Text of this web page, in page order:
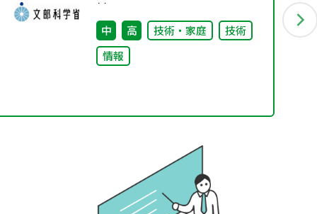
料
中 高 技術・家庭
技術
情報